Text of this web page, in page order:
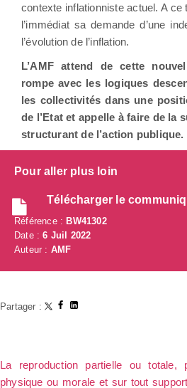
contexte inflationniste actuel. A ce
l’immédiat sa demande d’une
l’évolution de l’inflation.
L’AMF attend de cette
rompe avec les logiques
les collectivités dans une
de l’Etat et appelle à faire de la
structurant de l’action publique.
Pour aller plus loin
Télécharger le
Référence : BW41302
Date :6 Juil 2022
Auteur : AMF
Partager :
La reproduction partielle ou totale,
physique ou morale et sur tout